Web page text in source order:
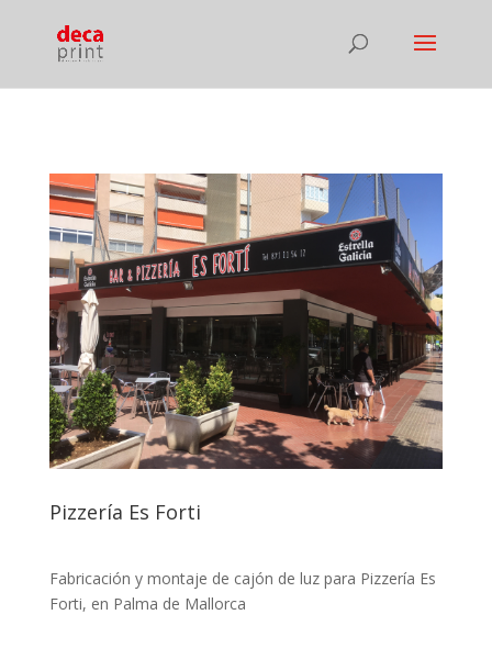
Pizzería Es Forti
Fabricación y montaje de cajón de luz para Pizzería Es
Forti, en Palma de Mallorca